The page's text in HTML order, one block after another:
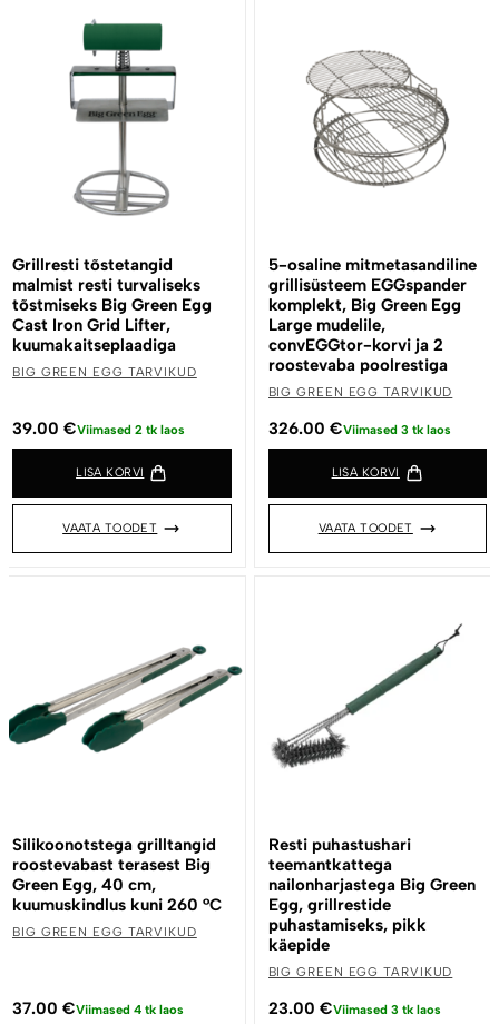
Grillresti tõstetangid
malmist resti turvaliseks
tõstmiseks Big Green Egg
Cast Iron Grid Lifter,
kuumakaitseplaadiga
BIG GREEN EGG TARVIKUD
39.00 €Viimased 2 tk laos
LISA KORVI
VAATA TOODET
5-osaline mitmetasandiline
grillisüsteem EGGspander
komplekt, Big Green Egg
Large mudelile,
convEGGtor-korvi ja 2
roostevaba poolrestiga
BIG GREEN EGG TARVIKUD
326.00 €Viimased 3 tk laos
LISA KORVI
VAATA TOODET
Silikoonotstega grilltangid
roostevabast terasest Big
Green Egg, 40 cm,
kuumuskindlus kuni 260 °C
BIG GREEN EGG TARVIKUD
37.00 €Viimased 4 tk laos
Resti puhastushari
teemantkattega
nailonharjastega Big Green
Egg, grillrestide
puhastamiseks, pikk
käepide
BIG GREEN EGG TARVIKUD
23.00 €Viimased 3 tk laos